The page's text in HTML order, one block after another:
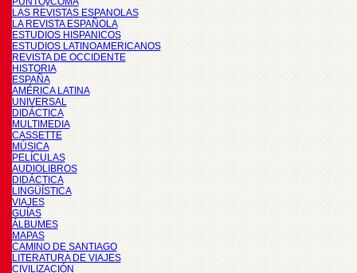
LAS REVISTAS ESPANOLAS
LA REVISTA ESPAÑOLA
ESTUDIOS HISPANICOS
ESTUDIOS LATINOAMERICANOS
REVISTA DE OCCIDENTE
HISTORIA
ESPAÑA
AMÉRICA LATINA
UNIVERSAL
DIDÁCTICA
MULTIMEDIA
CASSETTE
MÚSICA
PELÍCULAS
AUDIOLIBROS
DIDÁCTICA
LINGÜÍSTICA
VIAJES
GUÍAS
ÁLBUMES
MAPAS
CAMINO DE SANTIAGO
LITERATURA DE VIAJES
CIVILIZACIÓN